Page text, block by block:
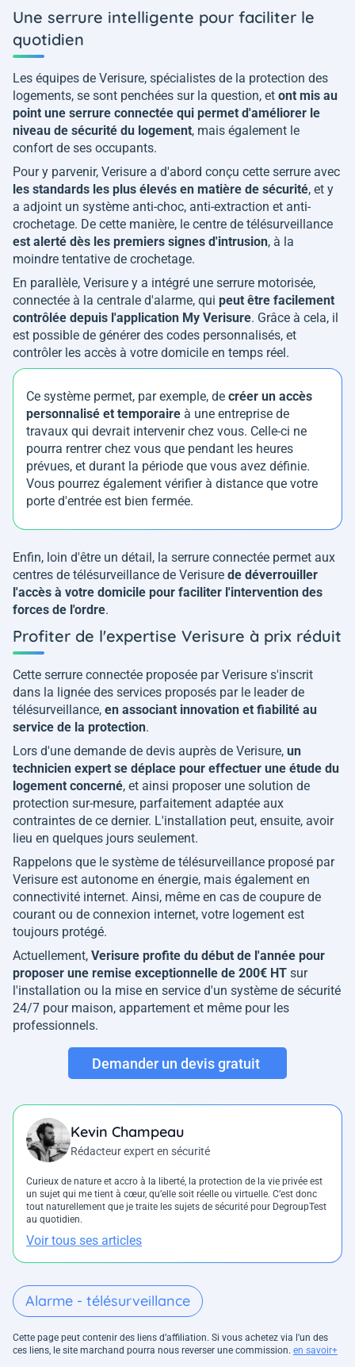
Une serrure intelligente pour faciliter le
quotidien
Les équipes de Verisure, spécialistes de la protection des
logements, se sont penchées sur la question, et ont mis au
point une serrure connectée qui permet d'améliorer le
niveau de sécurité du logement, mais également le
confort de ses occupants.
Pour y parvenir, Verisure a d'abord conçu cette serrure avec
les standards les plus élevés en matière de sécurité, et y
a adjoint un système anti-choc, anti-extraction et anti-
crochetage. De cette manière, le centre de télésurveillance
est alerté dès les premiers signes d'intrusion, à la
moindre tentative de crochetage.
En parallèle, Verisure y a intégré une serrure motorisée,
connectée à la centrale d'alarme, qui peut être facilement
contrôlée depuis l'application My Verisure. Grâce à cela, il
est possible de générer des codes personnalisés, et
contrôler les accès à votre domicile en temps réel.
Ce système permet, par exemple, de créer un accès
personnalisé et temporaire à une entreprise de
travaux qui devrait intervenir chez vous. Celle-ci ne
pourra rentrer chez vous que pendant les heures
prévues, et durant la période que vous avez définie.
Vous pourrez également vérifier à distance que votre
porte d'entrée est bien fermée.
Enfin, loin d'être un détail, la serrure connectée permet aux
centres de télésurveillance de Verisure de déverrouiller
l'accès à votre domicile pour faciliter l'intervention des
forces de l'ordre.
Profiter de l'expertise Verisure à prix réduit
Cette serrure connectée proposée par Verisure s'inscrit
dans la lignée des services proposés par le leader de
télésurveillance, en associant innovation et fiabilité au
service de la protection.
Lors d'une demande de devis auprès de Verisure, un
technicien expert se déplace pour effectuer une étude du
logement concerné, et ainsi proposer une solution de
protection sur-mesure, parfaitement adaptée aux
contraintes de ce dernier. L'installation peut, ensuite, avoir
lieu en quelques jours seulement.
Rappelons que le système de télésurveillance proposé par
Verisure est autonome en énergie, mais également en
connectivité internet. Ainsi, même en cas de coupure de
courant ou de connexion internet, votre logement est
toujours protégé.
Actuellement, Verisure profite du début de l'année pour
proposer une remise exceptionnelle de 200€ HT sur
l'installation ou la mise en service d'un système de sécurité
24/7 pour maison, appartement et même pour les
professionnels.
Demander un devis gratuit
Kevin Champeau
Rédacteur expert en sécurité
Curieux de nature et accro à la liberté, la protection de la vie privée est
un sujet qui me tient à cœur, qu’elle soit réelle ou virtuelle. C’est donc
tout naturellement que je traite les sujets de sécurité pour DegroupTest
au quotidien.
Voir tous ses articles
Alarme - télésurveillance
Cette page peut contenir des liens d’affiliation. Si vous achetez via l'un des
ces liens, le site marchand pourra nous reverser une commission. en savoir+